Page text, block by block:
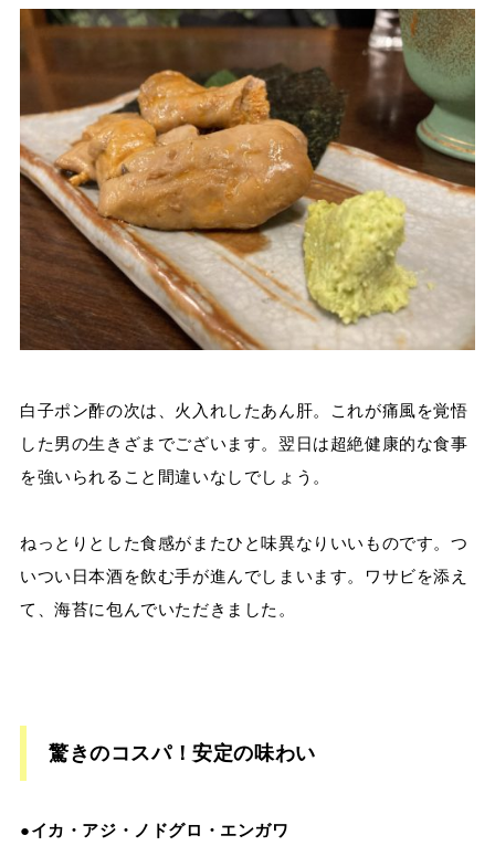
白子ポン酢の次は、火入れしたあん肝。これが痛風を覚悟
した男の生きざまでございます。翌日は超絶健康的な食事
を強いられること間違いなしでしょう。
ねっとりとした食感がまたひと味異なりいいものです。つ
いつい日本酒を飲む手が進んでしまいます。ワサビを添え
て、海苔に包んでいただきました。
驚きのコスパ！安定の味わい
●イカ・アジ・ノドグロ・エンガワ